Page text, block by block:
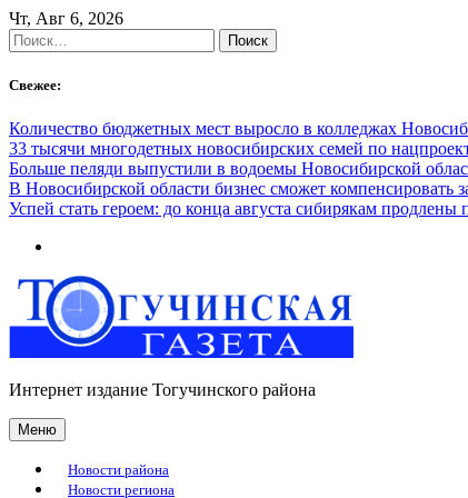
Skip
to
content
Чт, Авг 6, 2026
Найти:
Свежее:
Количество бюджетных мест выросло в колледжах
33 тысячи многодетных новосибирских семей по
Больше пеляди выпустили в водоемы Новосибирской
В Новосибирской области бизнес сможет компенсировать
Успей стать героем: до конца августа сибирякам
Интернет издание Тогучинского района
Меню
Новости района
Новости региона